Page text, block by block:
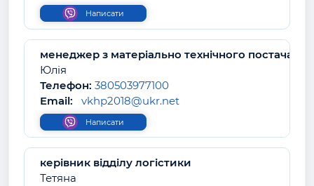
Написати
менеджер з матеріально технічного постачання
Юлія
Телефон: 380503977100
Email:
vkhp2018@ukr.net
Написати
керівник відділу логістики
Тетяна